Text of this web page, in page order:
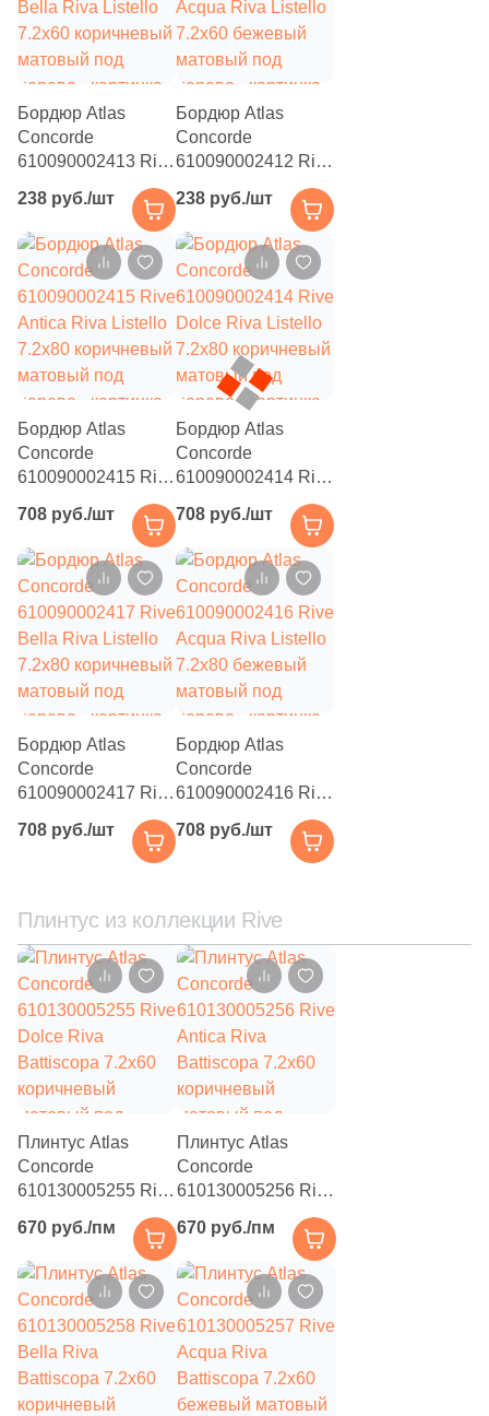
Обои (21 )
Овощи и фрукты ( )
Орнамент (
Птицы и животные ( 2)
Пэчворк (9 )
Растительность (11 )
Ткань ( 41)
Травертин (5)
Узоры (111)
Флористика (123
Цемент (33
Штукатурка (20)
Размер, см
15x15 (16
40x40 (
45x45 (21)
50x50 (13)
60x120 (4)
60x60 (13
1.5x98.2 (1)
1.5x30 (5)
1.5x20 (16)
1.5x40 (1)
1.3x74 (2)
1x1 (3)
Бордюр Atlas
Concorde
610090002413 Rive
Bella Riva Listello
7.2x60 коричневый
матовый под
дерево
238 руб./шт
Бордюр Atlas
Concorde
610090002412 Rive
Acqua Riva Listello
7.2x60 бежевый
матовый под
дерево
238 руб./шт
Бордюр Atlas
Concorde
610090002415 Rive
Antica Riva Listello
7.2x80 коричневый
матовый под
дерево
708 руб./шт
Бордюр Atlas
Concorde
610090002414 Rive
Dolce Riva Listello
7.2x80 коричневый
матовый под
дерево
708 руб./шт
Бордюр Atlas
Concorde
610090002417 Rive
Bella Riva Listello
7.2x80 коричневый
708 руб./шт
Бордюр Atlas
Concorde
610090002416 Rive
Acqua Riva Listello
7.2x80 бежевый
708 руб./шт
Плинтус из коллекции Rive
Плинтус Atlas
Concorde
610130005255 Rive
Battiscopa 7.2x60
коричневый
матовый под
дерево
670 руб./пм
Плинтус Atlas
Concorde
610130005256 Rive
Battiscopa 7.2x60
коричневый
матовый под
дерево
670 руб./пм